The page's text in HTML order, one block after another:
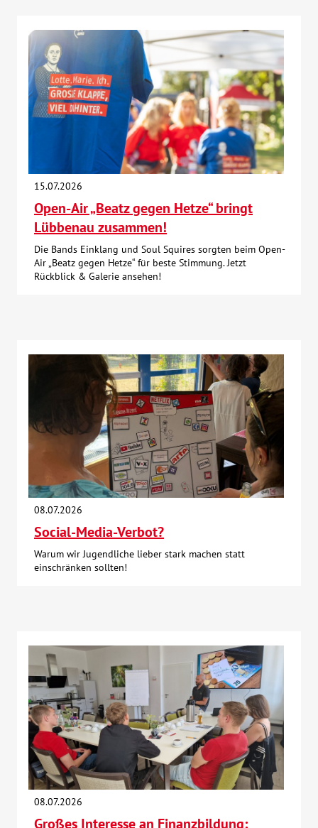
15.07.2026
Open-Air „Beatz gegen Hetze“ bringt
Lübbenau zusammen!
Die Bands Einklang und Soul Squires sorgten beim Open-
Air „Beatz gegen Hetze“ für beste Stimmung. Jetzt
Rückblick & Galerie ansehen!
08.07.2026
Social-Media-Verbot?
Warum wir Jugendliche lieber stark machen statt
einschränken sollten!
08.07.2026
Großes Interesse an Finanzbildung: